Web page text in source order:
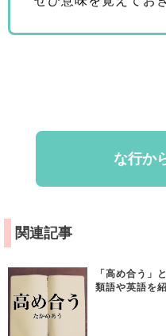
な行か
関連記事
「高め合う」
類語や英語を紹